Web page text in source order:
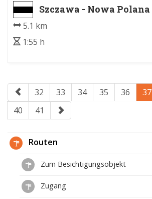
Szczawa - Nowa Polana
5.1 km
1:55 h
32 33 34 35 36 37
40
41
Routen
Zum Besichtigungsobjekt
Zugang